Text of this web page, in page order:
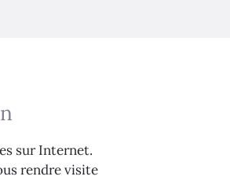
sur Internet.
rendre visite